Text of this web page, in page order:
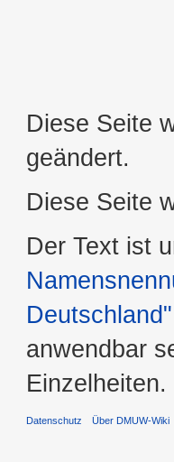
Diese Seite
geändert.
Diese Seite
Der Text ist
Deutschland"
anwendbar
Einzelheiten.
Datenschutz Über DMUW-Wiki